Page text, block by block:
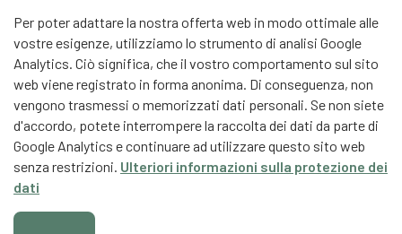
Per poter adattare la nostra offerta web in modo ottimale alle
vostre esigenze, utilizziamo lo strumento di analisi Google
Analytics. Ciò significa, che il vostro comportamento sul sito
web viene registrato in forma anonima. Di conseguenza, non
vengono trasmessi o memorizzati dati personali. Se non siete
d'accordo, potete interrompere la raccolta dei dati da parte di
Google Analytics e continuare ad utilizzare questo sito web
senza restrizioni. Ulteriori informazioni sulla protezione dei
dati
Partner
Partner di contenuti
Scuola universitaria federale dello Sport Macolin